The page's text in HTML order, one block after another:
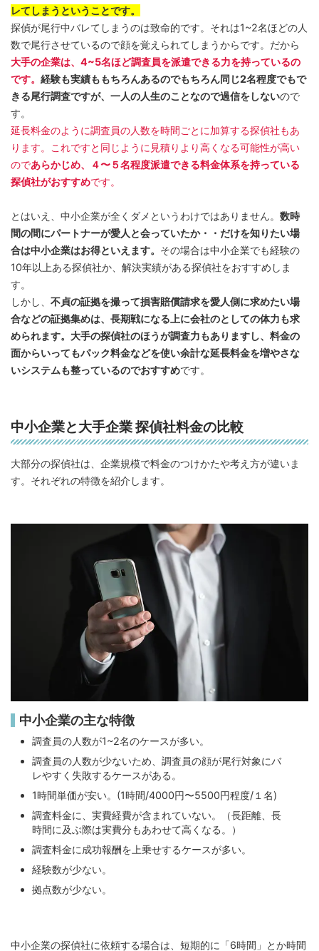
レてしまうということです。
探偵が尾行中バレてしまうのは致命的です。それは1~2名ほどの人
数で尾行させているので顔を覚えられてしまうからです。だから
大手の企業は、4~5名ほど調査員を派遣できる力を持っているの
です。 経験も実績ももちろんあるのでもちろん同じ2名程度でもで
きる尾行調査ですが、一人の人生のことなので過信をしないので
す。
延長料金のように調査員の人数を時間ごとに加算する探偵社もあ
ります。これですと同じように見積りより高くなる可能性が高い
のであらかじめ、４〜５名程度派遣できる料金体系を持っている
探偵社がおすすめです。
とはいえ、中小企業が全くダメというわけではありません。 数時
間の間にパートナーが愛人と会っていたか・・だけを知りたい場
合は中小企業はお得といえます。 その場合は中小企業でも経験の
10年以上ある探偵社か、解決実績がある探偵社をおすすめしま
す。
しかし、 不貞の証拠を撮って損害賠償請求を愛人側に求めたい場
合などの証拠集めは、長期戦になる上に会社のとしての体力も求
められます。大手の探偵社のほうが調査力もありますし、料金の
面からいってもパック料金などを使い余計な延長料金を増やさな
いシステムも整っているのでおすすめです。
中小企業と大手企業 探偵社料金の比較
大部分の探偵社は、企業規模で料金のつけかたや考え方が違いま
す。それぞれの特徴を紹介します。
中小企業の主な特徴
調査員の人数が1~2名のケースが多い。
調査員の人数が少ないため、調査員の顔が尾行対象にバ
レやすく失敗するケースがある。
1時間単価が安い。(1時間/4000円〜5500円程度/１名)
調査料金に、実費経費が含まれていない。（長距離、長
時間に及ぶ際は実費分もあわせて高くなる。）
調査料金に成功報酬を上乗せするケースが多い。
経験数が少ない。
拠点数が少ない。
中小企業の探偵社に依頼する場合は、短期的に「6時間」とか時間